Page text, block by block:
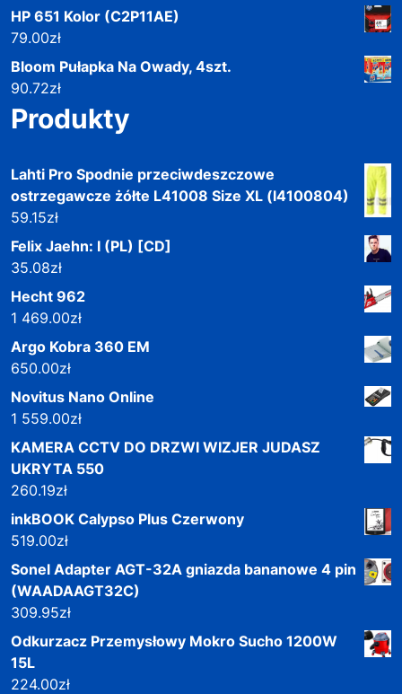
HP 651 Kolor (C2P11AE)
79.00zł
Bloom Pułapka Na Owady, 4szt.
90.72zł
Produkty
Lahti Pro Spodnie przeciwdeszczowe
ostrzegawcze żółte L41008 Size XL (l4100804)
59.15zł
Felix Jaehn: I (PL) [CD]
35.08zł
Hecht 962
1 469.00zł
Argo Kobra 360 EM
650.00zł
Novitus Nano Online
1 559.00zł
KAMERA CCTV DO DRZWI WIZJER JUDASZ
UKRYTA 550
260.19zł
inkBOOK Calypso Plus Czerwony
519.00zł
Sonel Adapter AGT-32A gniazda bananowe 4 pin
(WAADAAGT32C)
309.95zł
Odkurzacz Przemysłowy Mokro Sucho 1200W
15L
224.00zł